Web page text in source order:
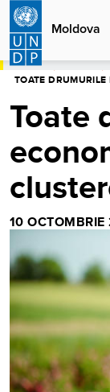
Sari
conținutul
principal
Moldova
ACASĂMOLDOVA
TOATE
Toate
10